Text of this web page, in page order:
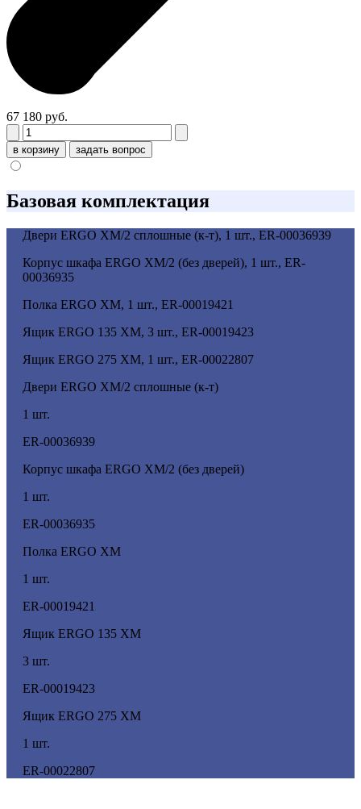
67 180 руб.
в корзину задать вопрос
Базовая комплектация
Двери ERGO XM/2 сплошные (к-т), 1 шт., ER-00036939
Корпус шкафа ERGO XM/2 (без дверей), 1 шт., ER-
00036935
Полка ERGO XM, 1 шт., ER-00019421
Ящик ERGO 135 XM, 3 шт., ER-00019423
Ящик ERGO 275 XM, 1 шт., ER-00022807
Двери ERGO XM/2 сплошные (к-т)
1 шт.
ER-00036939
Корпус шкафа ERGO XM/2 (без дверей)
1 шт.
ER-00036935
Полка ERGO XM
1 шт.
ER-00019421
Ящик ERGO 135 XM
3 шт.
ER-00019423
Ящик ERGO 275 XM
1 шт.
ER-00022807